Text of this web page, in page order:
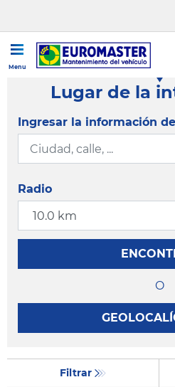
Menu
Lugar de la
Ingresar la información
Radio
O
Filtrar